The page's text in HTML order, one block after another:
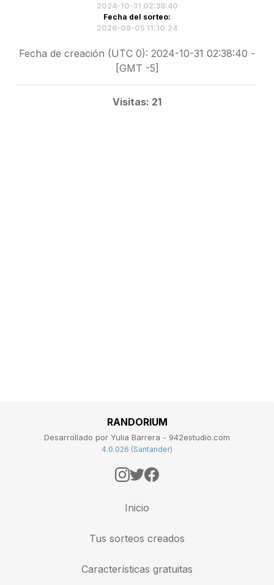
2024-10-31 02:38:40
Fecha del sorteo:
2026-08-05 11:10:24
Fecha de creación (UTC 0): 2024-10-31 02:38:40 -
[GMT -5]
Visitas: 21
RANDORIUM
Desarrollado por Yulia Barrera - 942estudio.com
4.0.026 (Santander)
Inicio
Tus sorteos creados
Características gratuitas